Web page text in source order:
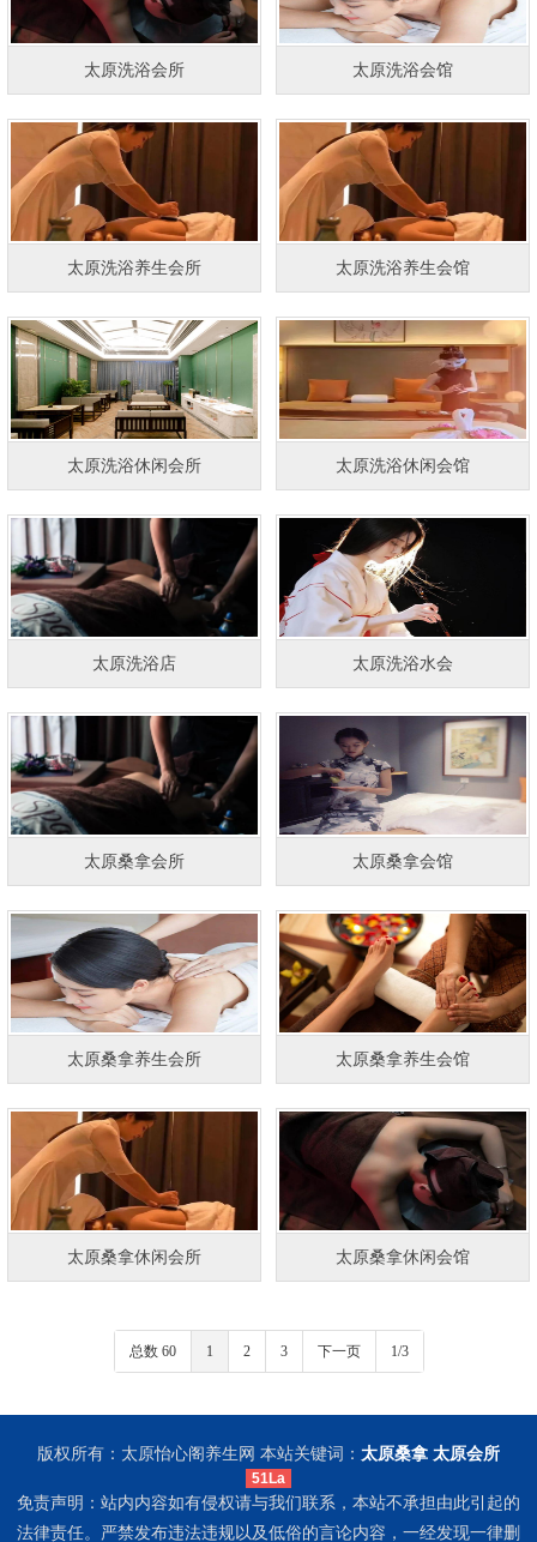
太原洗浴会所 太原洗浴会馆
太原洗浴养生会所 太原洗浴养生会馆
太原洗浴休闲会所 太原洗浴休闲会馆
太原洗浴店 太原洗浴水会
太原桑拿会所 太原桑拿会馆
太原桑拿养生会所 太原桑拿养生会馆
太原桑拿休闲会所 太原桑拿休闲会馆
总数 60 1 2 3 下一页 1/3
版权所有：太原怡心阁养生网 本站关键词： 太原桑拿 太原会所
51La
免责声明：站内内容如有侵权请与我们联系，本站不承担由此引起的
法律责任。严禁发布违法违规以及低俗的言论内容，一经发现一律删